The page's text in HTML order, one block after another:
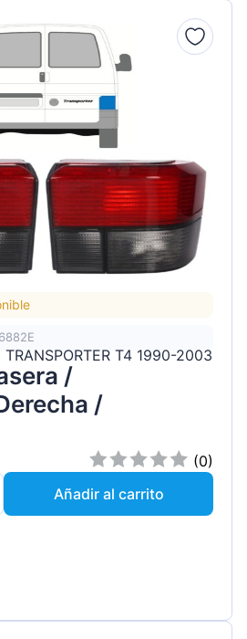
TRANSPORTER T4 1990-2003
/
/
(0)
Añadir al carrito